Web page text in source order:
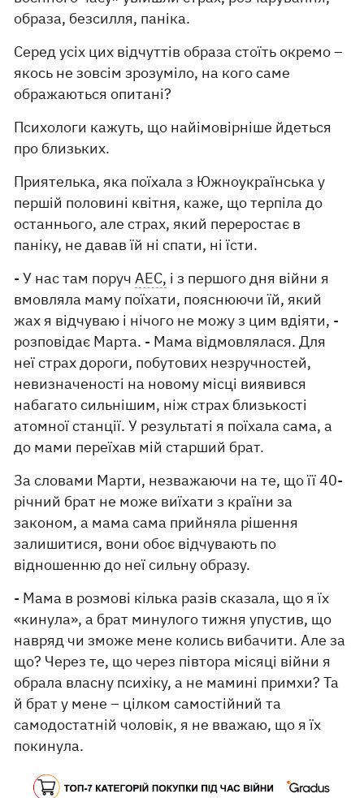
образа, безсилля, паніка.
Серед усіх цих відчуттів образа стоїть окремо –
якось не зовсім зрозуміло, на кого саме
ображаються опитані?
Психологи кажуть, що найімовірніше йдеться
про близьких.
Приятелька, яка поїхала з Южноукраїнська у
першій половині квітня, каже, що терпіла до
останнього, але страх, який переростає в
паніку, не давав їй ні спати, ні їсти.
- У нас там поручАЕС, і з першого дня війни я
вмовляла маму поїхати, пояснюючи їй, який
жах я відчуваю і нічого не можу з цим вдіяти, -
розповідає Марта. - Мама відмовлялася. Для
неї страх дороги, побутових незручностей,
невизначеності на новому місці виявився
набагато сильнішим, ніж страх близькості
атомної станції. У результаті я поїхала сама, а
до мами переїхав мій старший брат.
За словами Марти, незважаючи на те, що її 40-
річний брат не може виїхати з країни за
законом, а мама сама прийняла рішення
залишитися, вони обоє відчувають по
відношенню до неї сильну образу.
- Мама в розмові кілька разів сказала, що я їх
«кинула», а брат минулого тижня упустив, що
навряд чи зможе мене колись вибачити. Але за
що? Через те, що через півтора місяці війни я
обрала власну психіку, а не мамині примхи? Та
й брат у мене – цілком самостійний та
самодостатній чоловік, я не вважаю, що я їх
покинула.